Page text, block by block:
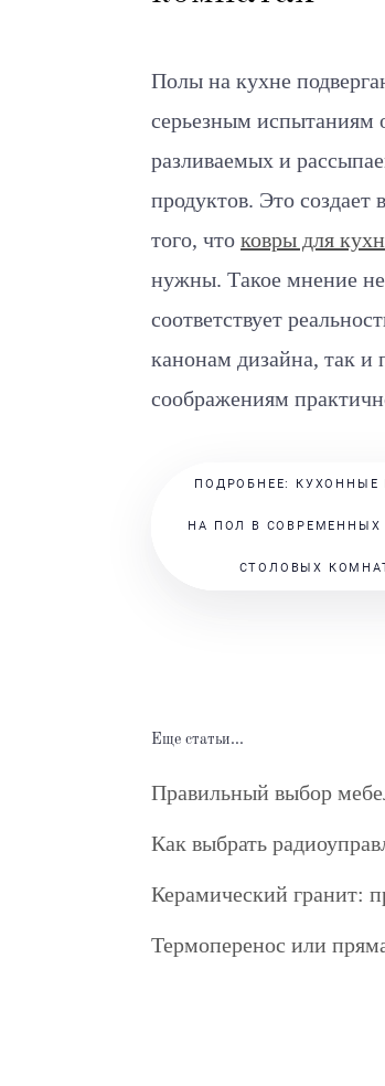
Полы на кухне
серьезным испытаниям
разливаемых и
продуктов. Это создает
того, что ковры для кухн
нужны. Такое мнение не
соответствует
канонам дизайна, так и
соображениям
ПОДРОБНЕЕ: КУХОННЫЕ
НА ПОЛ В СОВРЕМЕННЫХ
СТОЛОВЫХ
Еще статьи...
Правильный выбор
Как выбрать
Керамический гранит:
Термоперенос или